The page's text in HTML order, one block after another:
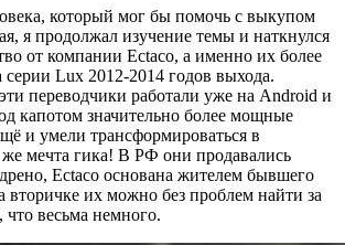
который мог бы помочь с выкупом
я продолжал изучение темы и наткнулся
от компании Ectaco, а именно их более
серии Lux 2012-2014 годов выхода.
переводчики работали уже на Android и
капотом значительно более мощные
и умели трансформироваться в
мечта гика! В РФ они продавались
Ectaco основана жителем бывшего
их можно без проблем найти за
что весьма немного.